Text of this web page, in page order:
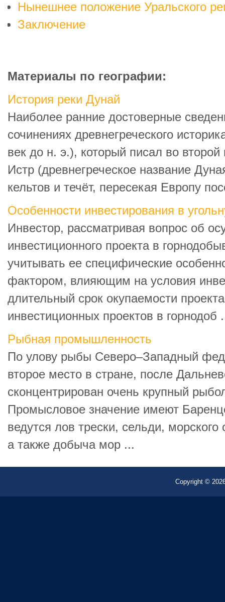
Нынешнее положение Уральского
Заключение
Материалы по географии:
История реки Дунай
Наиболее ранние достоверные
сочинениях древнегреческого
век до н. э.), который писал во второй
Истр (древнегреческое название
кельтов и течёт, пересекая Европу
Особенности инвестирования в
Инвестор, рассматривая вопрос об
инвестиционного проекта в
учитывать ее специфические
фактором, влияющим на условия
длительный срок окупаемости
инвестиционных проектов в горнодоб
Рыбная промышленность
По улову рыбы Северо–Западный
второе место в стране, после
сконцентрирован очень крупный
Промысловое значение имеют
ведутся лов трески, сельди,
а также добыча мор ...
Copyright ©